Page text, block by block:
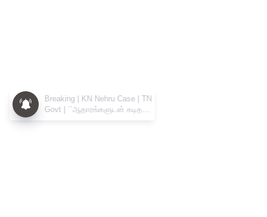
Breaking | KN Nehru Case | TN
Govt | ``ஆதாரங்களுடன் கடிதம்